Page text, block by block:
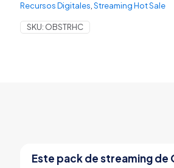
Recursos Digitales Streaming Hot Sale
SKU: OBSTRHC
Este pack de streaming de